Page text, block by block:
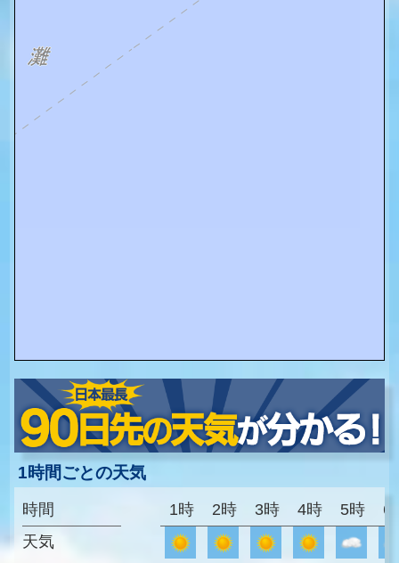
1時間ごとの天気
時間
天気
1時 2時 3時 4時 5時 6